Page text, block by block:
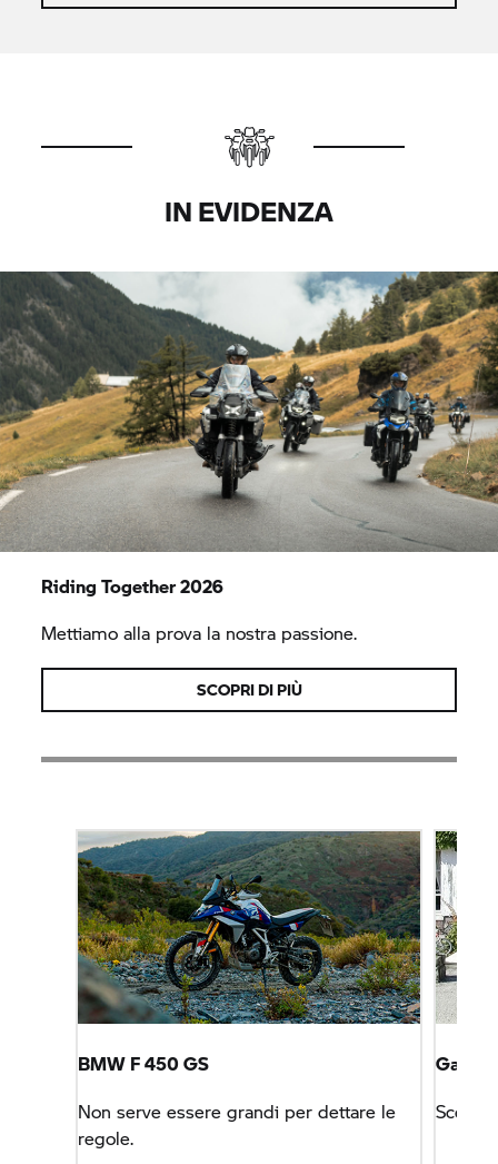
IN EVIDENZA
Riding Together 2026
Mettiamo alla prova la nostra passione.
SCOPRI DI PIÙ
BMW F 450 GS
Non serve essere grandi per dettare le
regole.
Scegli